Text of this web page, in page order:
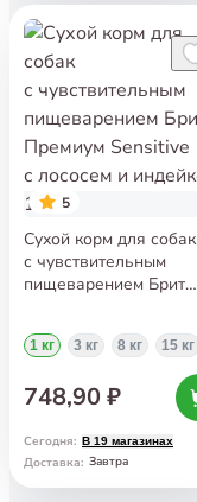
5
Сухой корм для собак
с чувствительным
пищеварением Брит
с лососем и индейкой
1 кг
1 кг 3 кг 8 кг 15 кг
748,90 ₽
Сегодня: В 19 магазинах
Доставка: Завтра